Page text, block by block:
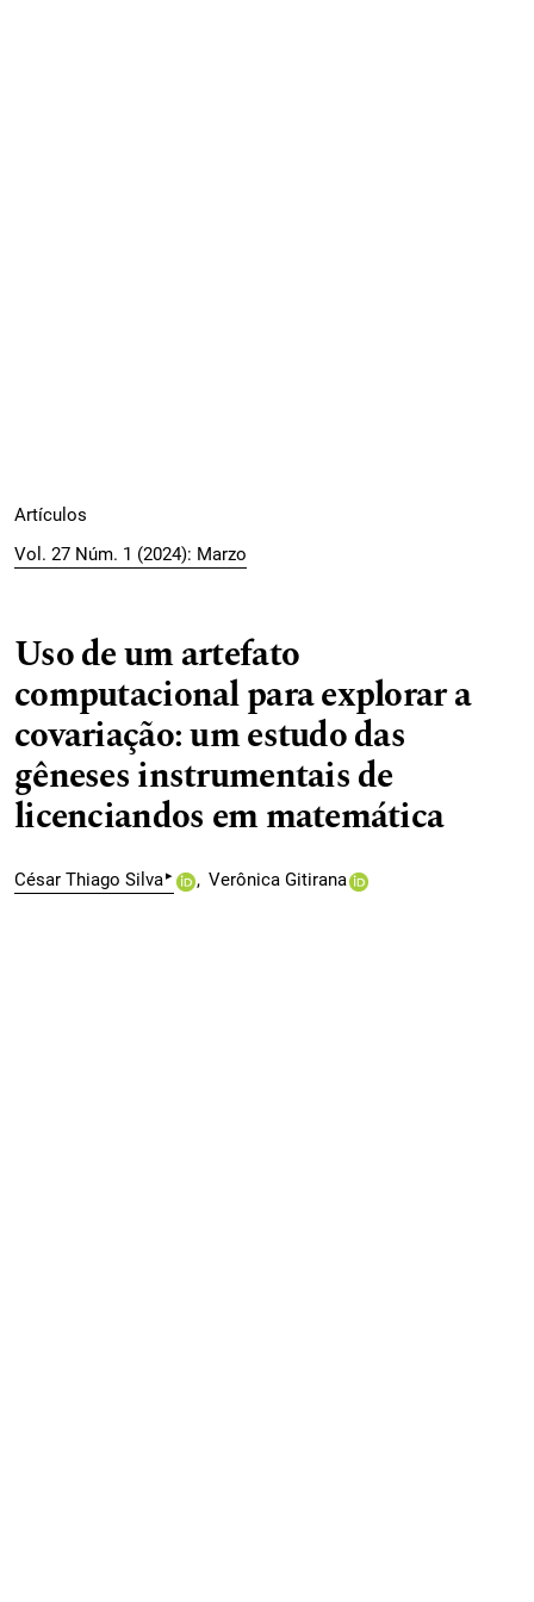
Artículos
Vol. 27 Núm. 1 (2024): Marzo
Uso de um artefato
computacional para explorar a
covariação: um estudo das
gêneses instrumentais de
licenciandos em matemática
César Thiago Silva▸ Verônica Gitirana